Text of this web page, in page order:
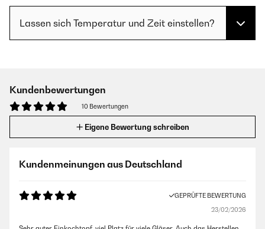
Lassen sich Temperatur und Zeit einstellen?
Kundenbewertungen
10 Bewertungen
Eigene Bewertung schreiben
Kundenmeinungen aus Deutschland
GEPRÜFTE BEWERTUNG
23/02/2026